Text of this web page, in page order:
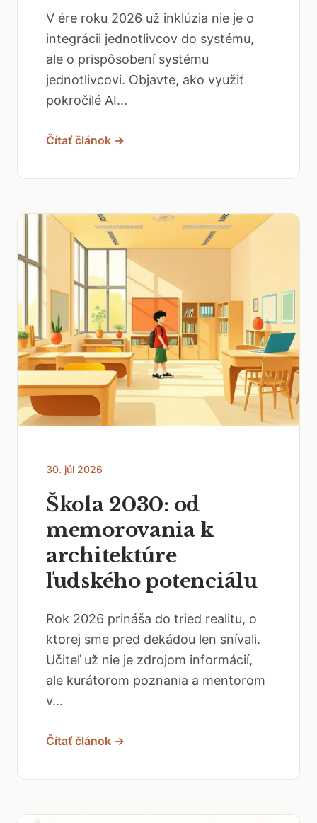
V ére roku 2026 už inklúzia nie je o
integrácii jednotlivcov do systému,
ale o prispôsobení systému
jednotlivcovi. Objavte, ako využiť
pokročilé AI...
Čítať článok →
30. júl 2026
Škola 2030: od
memorovania k
architektúre
ľudského potenciálu
Rok 2026 prináša do tried realitu, o
ktorej sme pred dekádou len snívali.
Učiteľ už nie je zdrojom informácií,
ale kurátorom poznania a mentorom
v...
Čítať článok →